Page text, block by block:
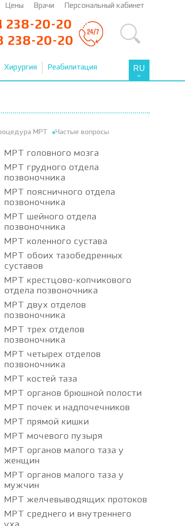
Цены Врачи Персональный кабинет
238-20-20
238-20-20
Хирургия Реабилитация RU
МРТ Частые вопросы
МРТ головного мозга
МРТ грудного отдела
позвоночника
МРТ поясничного отдела
позвоночника
МРТ шейного отдела
позвоночника
МРТ коленного сустава
МРТ обоих тазобедренных
суставов
МРТ крестцово-копчикового
отдела позвоночника
МРТ двух отделов
позвоночника
МРТ трех отделов
позвоночника
МРТ четырех отделов
позвоночника
МРТ костей таза
МРТ органов брюшной полости
МРТ почек и надпочечников
МРТ прямой кишки
МРТ мочевого пузыря
МРТ органов малого таза у
женщин
МРТ органов малого таза у
мужчин
МРТ желчевыводящих протоков
МРТ среднего и внутреннего